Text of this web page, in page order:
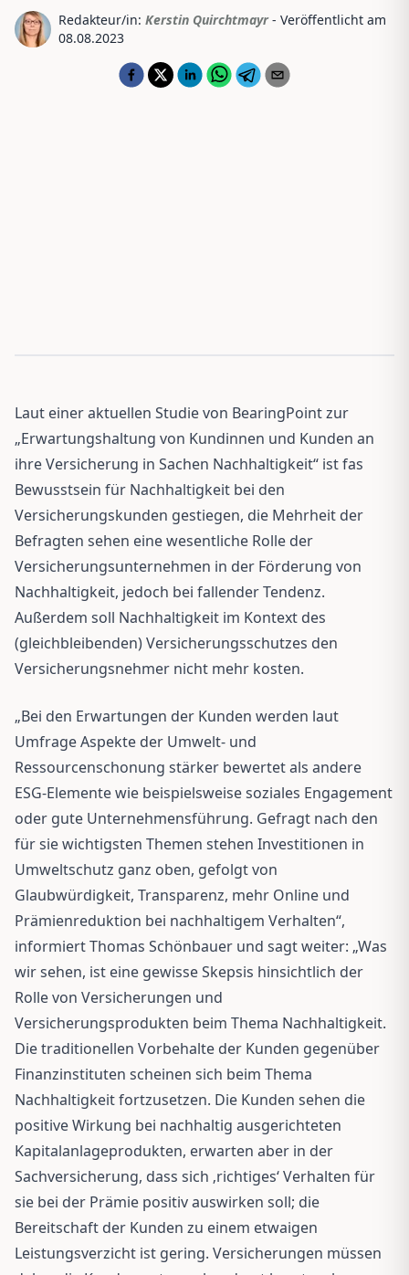
Redakteur/in: Kerstin Quirchtmayr - Veröffentlicht am
08.08.2023
Laut einer aktuellen Studie von BearingPoint zur
„Erwartungshaltung von Kundinnen und Kunden an
ihre Versicherung in Sachen Nachhaltigkeit“ ist fas
Bewusstsein für Nachhaltigkeit bei den
Versicherungskunden gestiegen, die Mehrheit der
Befragten sehen eine wesentliche Rolle der
Versicherungsunternehmen in der Förderung von
Nachhaltigkeit, jedoch bei fallender Tendenz.
Außerdem soll Nachhaltigkeit im Kontext des
(gleichbleibenden) Versicherungsschutzes den
Versicherungsnehmer nicht mehr kosten.
„Bei den Erwartungen der Kunden werden laut
Umfrage Aspekte der Umwelt- und
Ressourcenschonung stärker bewertet als andere
ESG-Elemente wie beispielsweise soziales Engagement
oder gute Unternehmensführung. Gefragt nach den
für sie wichtigsten Themen stehen Investitionen in
Umweltschutz ganz oben, gefolgt von
Glaubwürdigkeit, Transparenz, mehr Online und
Prämienreduktion bei nachhaltigem Verhalten“,
informiert Thomas Schönbauer und sagt weiter: „Was
wir sehen, ist eine gewisse Skepsis hinsichtlich der
Rolle von Versicherungen und
Versicherungsprodukten beim Thema Nachhaltigkeit.
Die traditionellen Vorbehalte der Kunden gegenüber
Finanzinstituten scheinen sich beim Thema
Nachhaltigkeit fortzusetzen. Die Kunden sehen die
positive Wirkung bei nachhaltig ausgerichteten
Kapitalanlageprodukten, erwarten aber in der
Sachversicherung, dass sich ‚richtiges‘ Verhalten für
sie bei der Prämie positiv auswirken soll; die
Bereitschaft der Kunden zu einem etwaigen
Leistungsverzicht ist gering. Versicherungen müssen